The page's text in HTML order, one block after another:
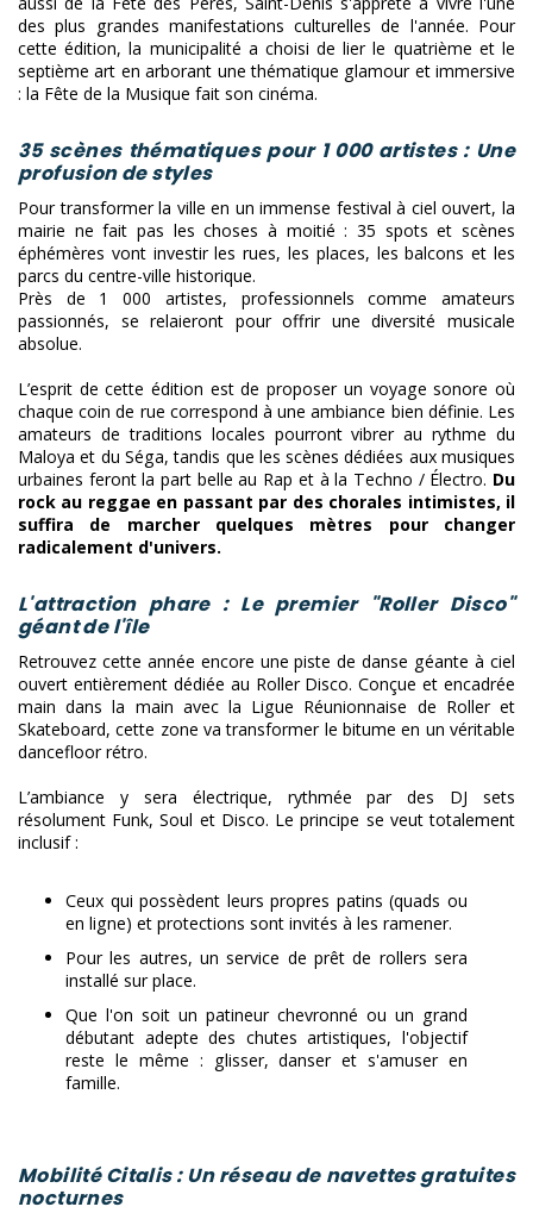
des plus grandes manifestations culturelles de l'année. Pour
cette édition, la municipalité a choisi de lier le quatrième et le
septième art en arborant une thématique glamour et immersive
: la Fête de la Musique fait son cinéma.
​35 scènes thématiques pour 1 000 artistes : Une
profusion de styles
​Pour transformer la ville en un immense festival à ciel ouvert, la
mairie ne fait pas les choses à moitié : 35 spots et scènes
éphémères vont investir les rues, les places, les balcons et les
parcs du centre-ville historique.
Près de 1 000 artistes, professionnels comme amateurs
passionnés, se relaieront pour offrir une diversité musicale
absolue.
​L’esprit de cette édition est de proposer un voyage sonore où
chaque coin de rue correspond à une ambiance bien définie. Les
amateurs de traditions locales pourront vibrer au rythme du
Maloya et du Séga, tandis que les scènes dédiées aux musiques
urbaines feront la part belle au Rap et à la Techno / Électro. Du
rock au reggae en passant par des chorales intimistes, il
suffira de marcher quelques mètres pour changer
radicalement d'univers.
​L'attraction phare : Le premier "Roller Disco"
géant de l'île
​Retrouvez cette année encore une piste de danse géante à ciel
ouvert entièrement dédiée au Roller Disco. Conçue et encadrée
main dans la main avec la Ligue Réunionnaise de Roller et
Skateboard, cette zone va transformer le bitume en un véritable
dancefloor rétro.
​L’ambiance y sera électrique, rythmée par des DJ sets
résolument Funk, Soul et Disco. Le principe se veut totalement
inclusif :
​Ceux qui possèdent leurs propres patins (quads ou
en ligne) et protections sont invités à les ramener.
​Pour les autres, un service de prêt de rollers sera
installé sur place.
​Que l'on soit un patineur chevronné ou un grand
débutant adepte des chutes artistiques, l'objectif
reste le même : glisser, danser et s'amuser en
famille.
​Mobilité Citalis : Un réseau de navettes gratuites
nocturnes